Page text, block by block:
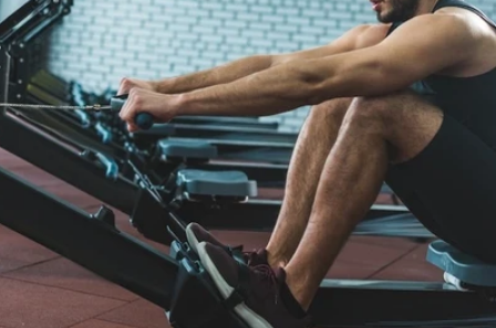
”Protein Powder“
”Overnight Oats“
”Vegan protein“
”Collagen“
”Micellar Casein“
PROTEIN POWDERSBest Seller
Proteina di piselli
Proteine del Siero di Latte da
Allevamento al Pascolo
Peptidi di collagene
Whey al cioccolato da latte di mucche
alimentate a erba
Whey di erba alimentata alla vaniglia
Siero di latte da bovini alimentati a erba